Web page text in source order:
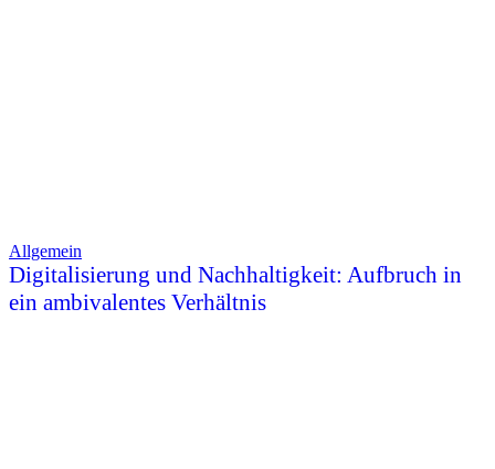
Allgemein
Digitalisierung und Nachhaltigkeit: Aufbruch in
ein ambivalentes Verhältnis